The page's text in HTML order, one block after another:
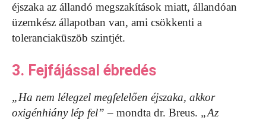
éjszaka az állandó megszakítások miatt, állandóan
üzemkész állapotban van, ami csökkenti a
toleranciaküszöb szintjét.
3. Fejfájással ébredés
„Ha nem lélegzel megfelelően éjszaka, akkor
oxigénhiány lép fel” – mondta dr. Breus. „Az